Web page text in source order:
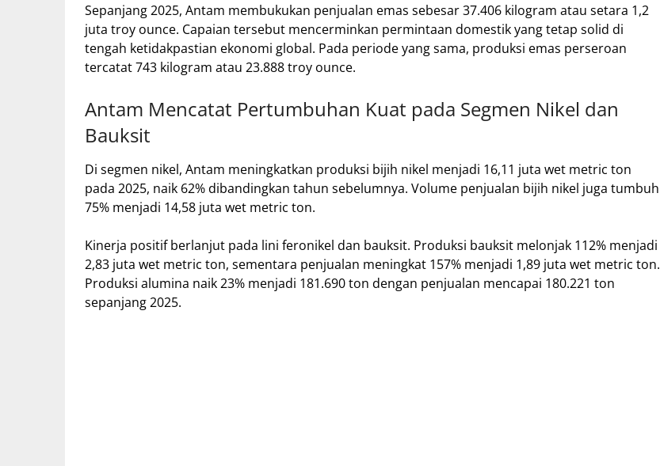
Sepanjang 2025, Antam membukukan penjualan emas sebesar 37.406 kilogram atau setara 1,2
juta troy ounce. Capaian tersebut mencerminkan permintaan domestik yang tetap solid di
tengah ketidakpastian ekonomi global. Pada periode yang sama, produksi emas perseroan
tercatat 743 kilogram atau 23.888 troy ounce.
Antam Mencatat Pertumbuhan Kuat pada Segmen Nikel dan
Bauksit
Di segmen nikel, Antam meningkatkan produksi bijih nikel menjadi 16,11 juta wet metric ton
pada 2025, naik 62% dibandingkan tahun sebelumnya. Volume penjualan bijih nikel juga tumbuh
75% menjadi 14,58 juta wet metric ton.
Kinerja positif berlanjut pada lini feronikel dan bauksit. Produksi bauksit melonjak 112% menjadi
2,83 juta wet metric ton, sementara penjualan meningkat 157% menjadi 1,89 juta wet metric ton.
Produksi alumina naik 23% menjadi 181.690 ton dengan penjualan mencapai 180.221 ton
sepanjang 2025.